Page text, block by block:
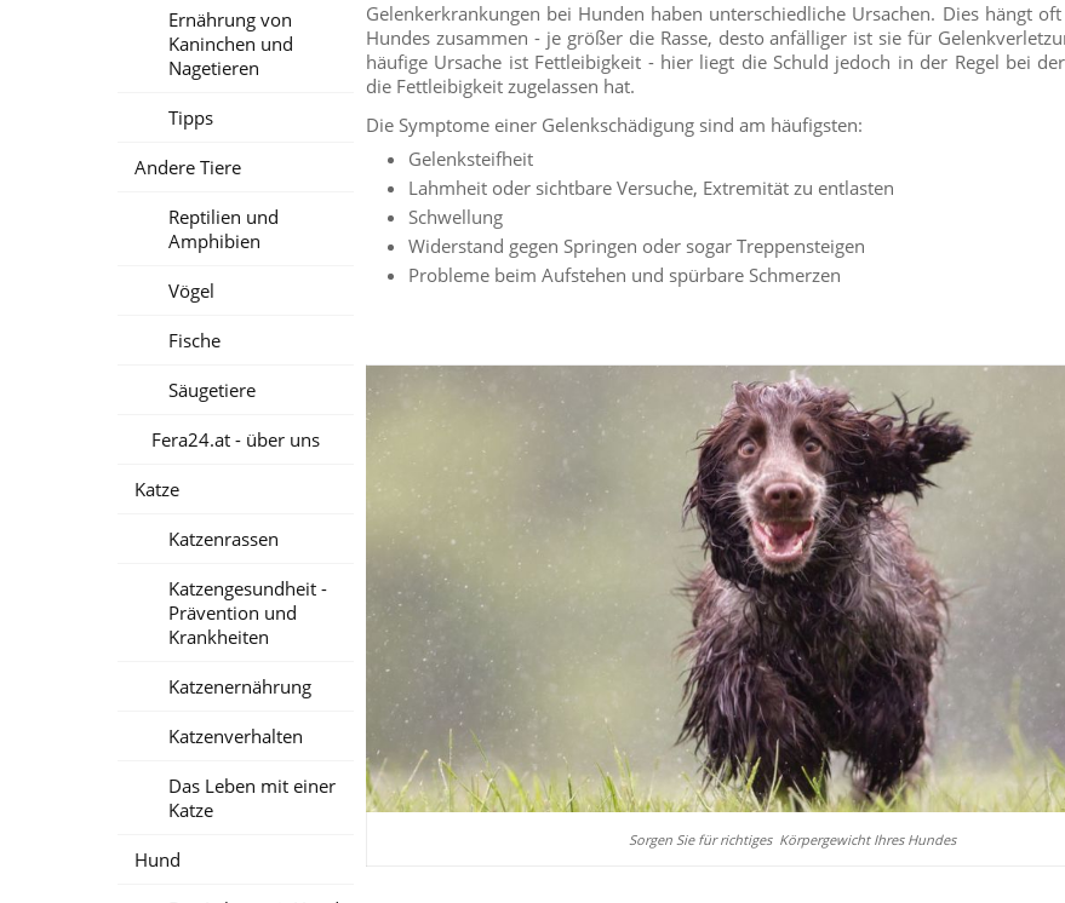
Ernährung von
Kaninchen und
Nagetieren
Tipps
Andere Tiere
Reptilien und
Amphibien
Vögel
Fische
Säugetiere
Fera24.at - über uns
Katze
Katzenrassen
Katzengesundheit -
Prävention und
Krankheiten
Katzenernährung
Katzenverhalten
Das Leben mit einer
Katze
Hund
Gelenkerkrankungen bei Hunden haben unterschiedliche Ursachen. Dies hängt
Hundes zusammen - je größer die Rasse, desto anfälliger ist sie für
häufige Ursache ist Fettleibigkeit - hier liegt die Schuld jedoch in der Regel bei
die Fettleibigkeit zugelassen hat.
Die Symptome einer Gelenkschädigung sind am häufigsten:
Gelenksteifheit
Lahmheit oder sichtbare Versuche, Extremität zu entlasten
Schwellung
Widerstand gegen Springen oder sogar Treppensteigen
Probleme beim Aufstehen und spürbare Schmerzen
Sorgen Sie für richtiges Körpergewicht Ihres Hundes